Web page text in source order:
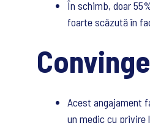
În schimb, doar
foarte scăzută în
Acest angajament
un medic cu privire